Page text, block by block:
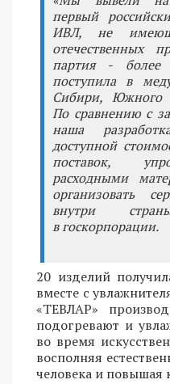
первый
ИВЛ, не
отечественных
партия -
поступила в
Сибири, Южного
По сравнению с
наша
доступной
поставок,
расходными
организовать
внутри
в госкорпорации.
20 изделий
вместе с
«ТЕВЛАР»
подогревают и
во время
восполняя
человека и повышая